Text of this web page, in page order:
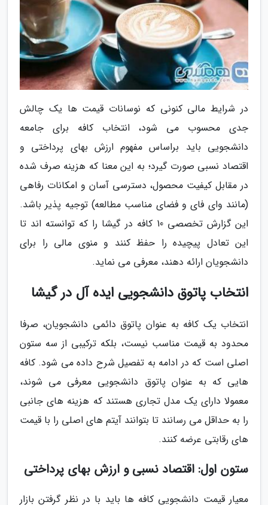
در شرایط مالی کنونی که نوسانات قیمت ها یک چالش
جدی محسوب می شود، انتخاب کافه برای جامعه
دانشجویی باید براساس مفهوم ارزش بهای پرداختی و
اقتصاد نسبی صورت گیرد؛ به این معنا که هزینه صرف شده
در مقابل کیفیت محصول، دسترسی آسان و امکانات رفاهی
(مانند وای فای و فضای مناسب مطالعه) توجیه پذیر باشد.
این گزارش تخصصی 10 کافه در گیشا را که توانسته اند تا
این تعادل پیچیده را حفظ کنند و منوی مالی را برای
دانشجویان ارائه دهند، معرفی می نماید.
انتخاب پاتوق دانشجویی ایده آل در گیشا
انتخاب یک کافه به عنوان پاتوق دائمی دانشجویان، صرفا
محدود به قیمت مناسب نیست، بلکه ترکیبی از سه ستون
اصلی است که در ادامه به تفصیل شرح داده می شود. کافه
هایی که به عنوان پاتوق دانشجویی معرفی می شوند،
معمولا دارای یک مدل تجاری هستند که هزینه های جانبی
را به حداقل می رسانند تا بتوانند آیتم های اصلی را با قیمت
های رقابتی عرضه کنند.
ستون اول: اقتصاد نسبی و ارزش بهای پرداختی
معیار قیمت دانشجویی کافه ها باید با در نظر گرفتن بازار